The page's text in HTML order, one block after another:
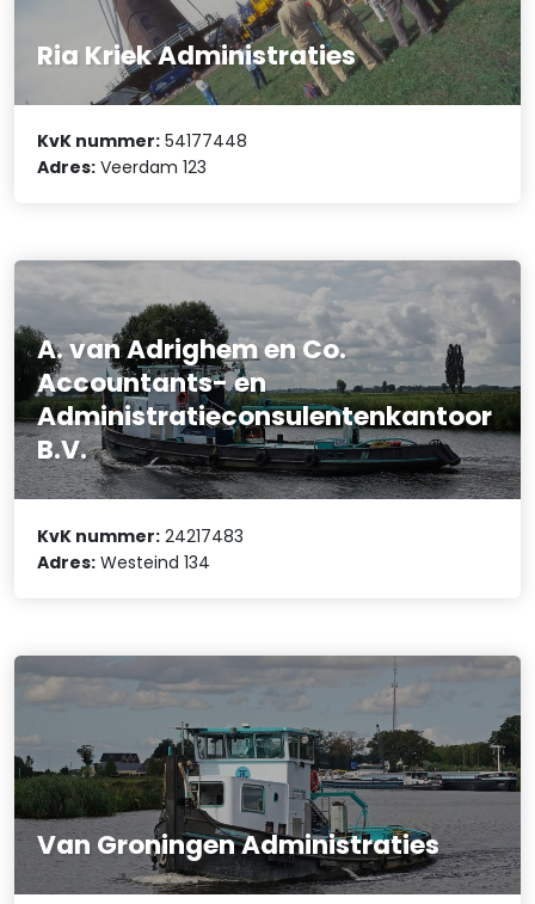
Ria Kriek Administraties
KvK nummer: 54177448
Adres: Veerdam 123
A. van Adrighem en Co.
Accountants- en
Administratieconsulentenkantoor
B.V.
KvK nummer: 24217483
Adres: Westeind 134
Van Groningen Administraties